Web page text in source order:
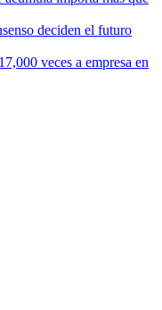
deciden el futuro
veces a empresa en